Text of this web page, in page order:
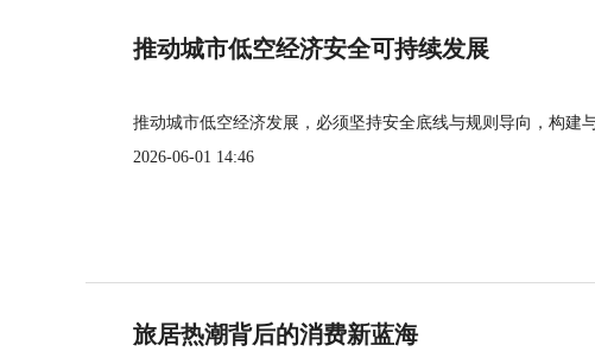
推动城市低空经济安全可持续发展
推动城市低空经济发展，必须坚持安全底线与规则导向，构建
2026-06-01 14:46
旅居热潮背后的消费新蓝海